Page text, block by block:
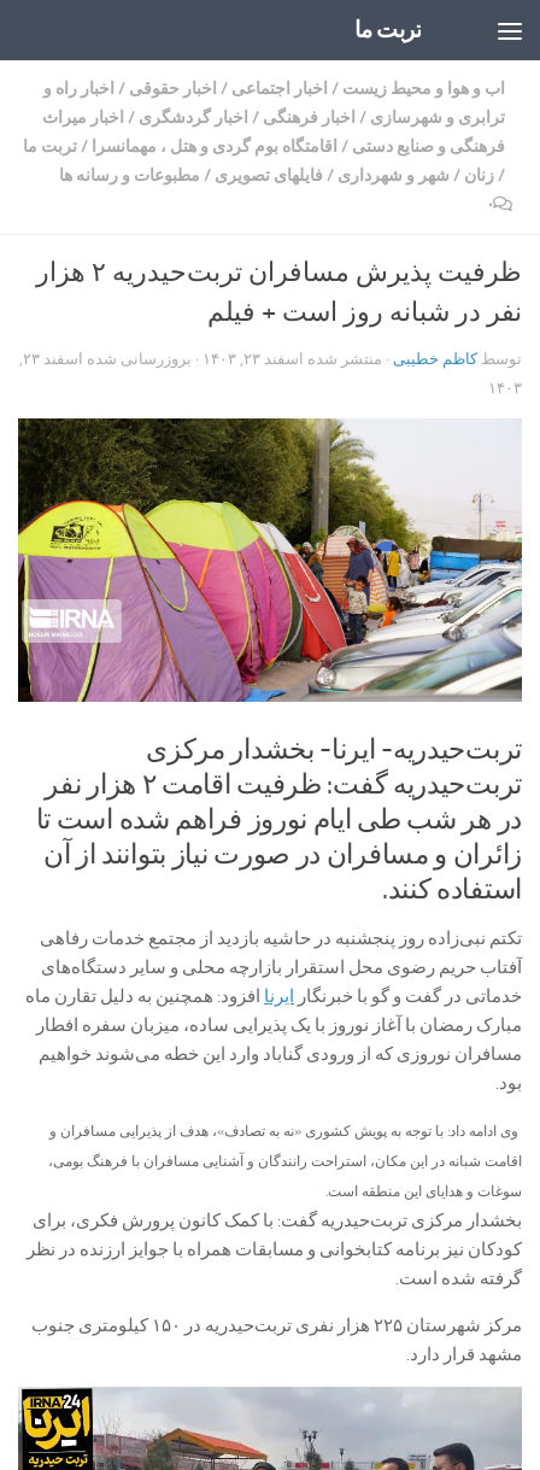
تربت ما
اب و هوا و محیط زیست / اخبار اجتماعی / اخبار حقوقی / اخبار راه و
ترابری و شهرسازی / اخبار فرهنگی / اخبار گردشگری / اخبار میراث
فرهنگی و صنایع دستی / اقامتگاه بوم گردی و هتل ، مهمانسرا /تربت ما
/زنان / شهر و شهرداری / فایلهای تصویری / مطبوعات و رسانه ها
۰
ظرفیت پذیرش مسافران تربت‌حیدریه ۲ هزار
نفر در شبانه‌ روز است + فیلم
توسطکاظم خطیبی · منتشر شده اسفند ۲۳, ۱۴۰۳ · بروزرسانی شده
اسفند ۲۳,
۱۴۰۳
تربت‌حیدریه- ایرنا- بخشدار مرکزی
تربت‌حیدریه گفت: ظرفیت اقامت ۲ هزار نفر
در هر شب طی ایام نوروز فراهم شده است تا
زائران و مسافران در صورت نیاز بتوانند از آن
استفاده کنند.
تکتم نبی‌زاده روز پنجشنبه در حاشیه بازدید از مجتمع خدمات رفاهی
آفتاب حریم رضوی محل استقرار بازارچه محلی و سایر دستگاه‌های
خدماتی در گفت و گو با خبرنگار ایرنا افزود: همچنین به دلیل تقارن ماه
مبارک رمضان با آغاز نوروز با یک پذیرایی ساده، میزبان سفره افطار
مسافران نوروزی که از ورودی گناباد وارد این خطه می‌شوند خواهیم
بود.
وی ادامه داد: با توجه به پویش کشوری «نه به تصادف»، هدف از پذیرایی مسافران و
اقامت شبانه در این مکان، استراحت رانندگان و آشنایی مسافران با فرهنگ بومی،
سوغات و هدایای این منطقه است.
بخشدار مرکزی تربت‌حیدریه گفت: با کمک کانون پرورش فکری، برای
کودکان نیز برنامه کتابخوانی و مسابقات همراه با جوایز ارزنده در نظر
گرفته شده‌ است.
مرکز شهرستان ۲۲۵ هزار نفری تربت‌حیدریه در ۱۵۰ کیلومتری جنوب
مشهد قرار دارد.